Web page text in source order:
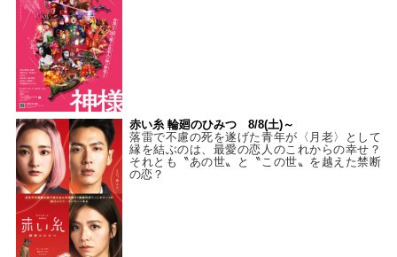
赤い糸 輪廻のひみつ 8/8(土)～
落雷で不慮の死を遂げた青年が〈月老〉として
縁を結ぶのは、最愛の恋人のこれからの幸せ？
それとも〝あの世〟と〝この世〟を越えた禁断
の恋？